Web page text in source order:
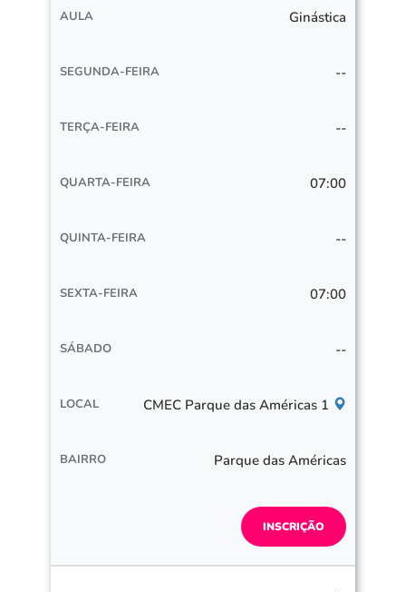
Ginástica
--
--
07:00
--
07:00
--
CMEC Parque das Américas 1
Parque das Américas
INSCRIÇÃO